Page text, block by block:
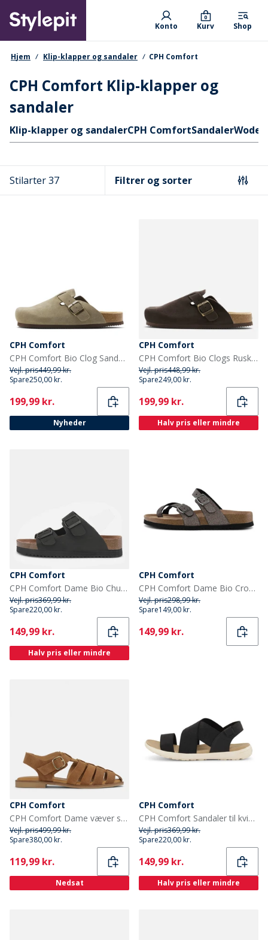
main
content
Primary departments
Konto Kurv
0
Shop
navigationssti
Hjem Klip-klapper og sandaler CPH Comfort
CPH Comfort Klip-klapper og
sandaler
Hurtige links
Klip-klapper og sandalerCPH ComfortSandalerWoden
Stilarter 37 Filtrer og sorter
CPH Comfort
CPH Comfort Bio Clog Sandaler af ruskind Taupe
Vejl. pris449,99 kr.
Spare250,00 kr.
Current
199,99 kr.
Nyheder
CPH Comfort
CPH Comfort Bio Clogs Ruskind Sandaler Dark Brown
Vejl. pris448,99 kr.
Spare249,00 kr.
Current
199,99 kr.
Halv pris eller mindre
CPH Comfort
CPH Comfort Dame Bio Chunk To Remme Sandaler Sort
Vejl. pris369,99 kr.
Spare220,00 kr.
Current
149,99 kr.
Halv pris eller mindre
CPH Comfort
CPH Comfort Dame Bio Cross Over Sandaler Multi Glitter
Vejl. pris298,99 kr.
Spare149,00 kr.
Current
149,99 kr.
CPH Comfort
CPH Comfort Dame væver sandaler Camel
Vejl. pris499,99 kr.
Spare380,00 kr.
Current
119,99 kr.
Nedsat
CPH Comfort
CPH Comfort Sandaler til kvinder Cliff Sort
Vejl. pris369,99 kr.
Spare220,00 kr.
Current
149,99 kr.
Halv pris eller mindre